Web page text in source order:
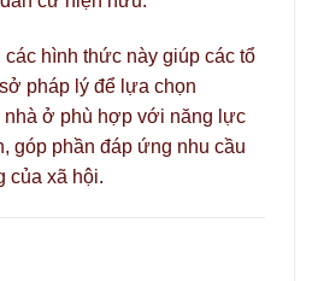
hình thức này giúp các tổ
pháp lý để lựa chọn
nhà ở phù hợp với năng lực
góp phần đáp ứng nhu cầu
của xã hội.